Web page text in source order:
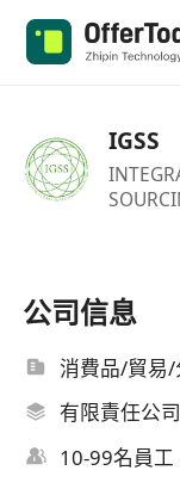
IGSS
公司信息
消費品/貿易/
有限責任公司
10-99名員工